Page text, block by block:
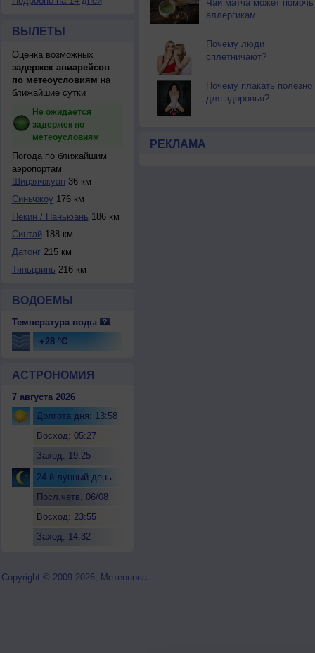
ВЫЛЕТЫ
Оценка возможных
задержек авиарейсов
по метеоусловиям на
ближайшие сутки
Не ожидается
задержек по
метеоусловиям
Погода по ближайшим
аэропортам
Шицзячжуан 36 км
Синьчжоу 176 км
Пекин / Наньюань 186 км
Синтай 188 км
Датонг 215 км
Тяньцзинь 216 км
ВОДОЕМЫ
Температура воды
+28 °C
АСТРОНОМИЯ
7 августа 2026
Долгота дня: 13:58
Восход: 05:27
Заход: 19:25
24-й лунный день
Посл.четв. 06/08
Восход: 23:55
Заход: 14:32
Чай матча может помочь
аллергикам
Почему люди
сплетничают?
Почему плакать полезно
для здоровья?
РЕКЛАМА
Copyright © 2009-2026, Метеонова